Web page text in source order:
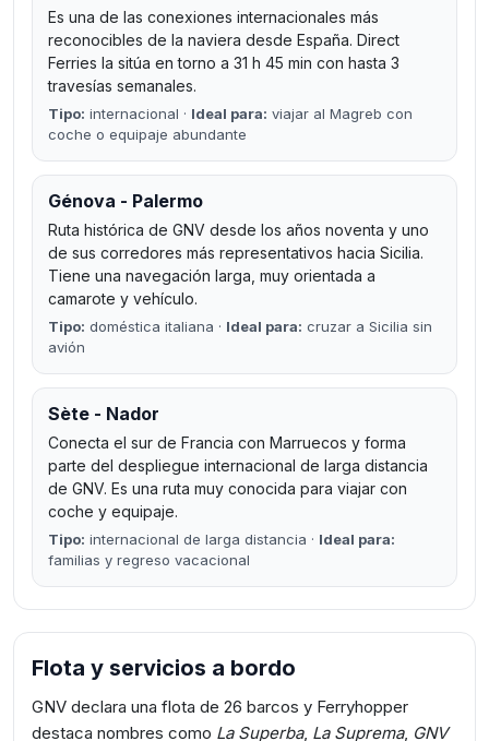
Es una de las conexiones internacionales más
reconocibles de la naviera desde España. Direct
Ferries la sitúa en torno a 31 h 45 min con hasta 3
travesías semanales.
Tipo: internacional · Ideal para: viajar al Magreb con
coche o equipaje abundante
Génova - Palermo
Ruta histórica de GNV desde los años noventa y uno
de sus corredores más representativos hacia Sicilia.
Tiene una navegación larga, muy orientada a
camarote y vehículo.
Tipo: doméstica italiana · Ideal para: cruzar a Sicilia sin
avión
Sète - Nador
Conecta el sur de Francia con Marruecos y forma
parte del despliegue internacional de larga distancia
de GNV. Es una ruta muy conocida para viajar con
coche y equipaje.
Tipo: internacional de larga distancia · Ideal para:
familias y regreso vacacional
Flota y servicios a bordo
GNV declara una flota de 26 barcos y Ferryhopper
destaca nombres como La Superba, La Suprema, GNV